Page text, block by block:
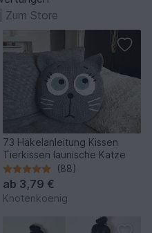
Zum Store
73 Häkelanleitung Kissen
Tierkissen launische Katze
(88)
ab 3,79 €
Knotenkoenig